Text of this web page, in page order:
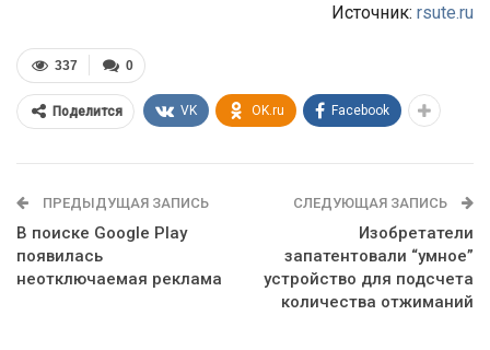
Источник: rsute.ru
0
337
Поделится VK OK.ru Facebook
ПРЕДЫДУЩАЯ ЗАПИСЬ
В поиске Google Play
появилась
неотключаемая реклама
СЛЕДУЮЩАЯ ЗАПИСЬ
Изобретатели
запатентовали “умное”
устройство для подсчета
количества отжиманий